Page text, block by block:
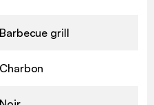
Barbecue grill
Charbon